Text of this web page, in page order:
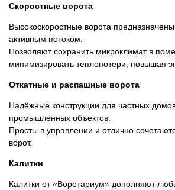
Скоростные ворота
Высокоскоростные ворота
активным потоком.
Позволяют сохранить микроклимат в
минимизировать теплопотери, повышая
Откатные и распашные ворота
Надёжные конструкции для частных
промышленных объектов.
Просты в управлении и отлично
ворот.
Калитки
Калитки от «Воротариум» дополняют